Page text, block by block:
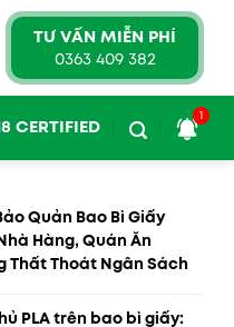
TƯ VẤN MIỄN PHÍ
0363 409 382
CERTIFIED 1
Quản Bao Bì Giấy
Hàng, Quán Ăn
Thất Thoát Ngân Sách
PLA trên bao bì giấy: